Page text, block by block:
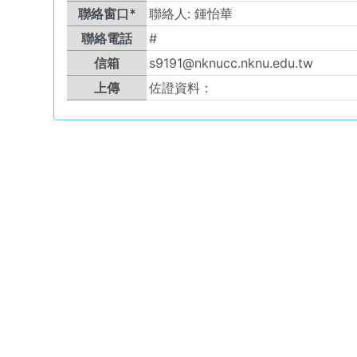
聯絡窗口*
聯絡人:鍾怡華
聯絡電話
#
信箱
s9191@nknucc.nknu.edu.tw
上傳
佐證資料：